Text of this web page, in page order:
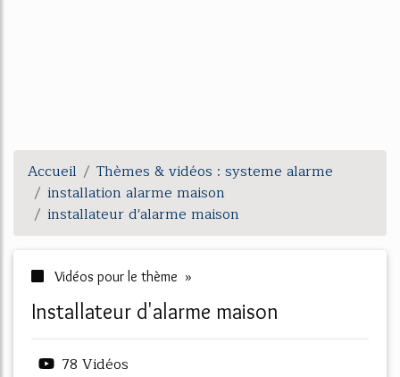
Accueil
Thèmes & vidéos : systeme alarme
installation alarme maison
installateur d'alarme maison
Vidéos pour le thème »
installateur d'alarme maison
78 Vidéos